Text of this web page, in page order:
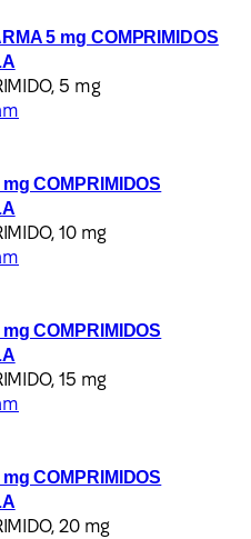
5 mg COMPRIMIDOS
5 mg
COMPRIMIDOS
10 mg
COMPRIMIDOS
15 mg
COMPRIMIDOS
20 mg